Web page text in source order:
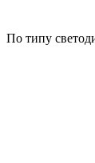
По типу